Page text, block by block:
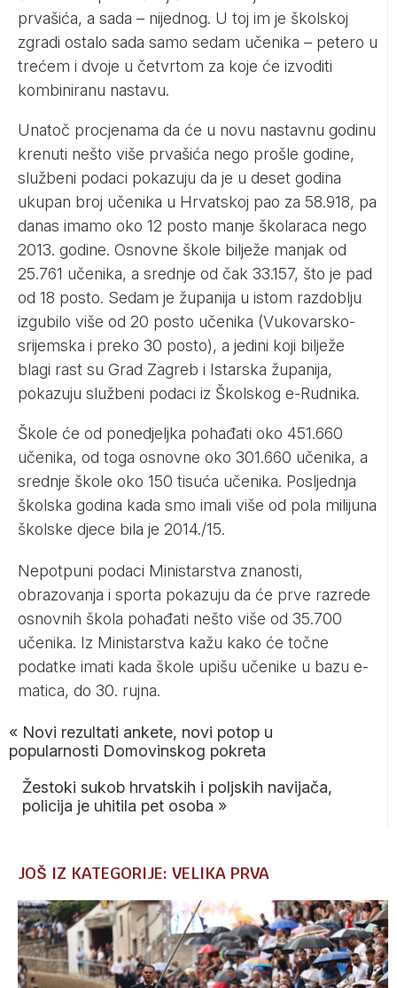
prvašića, a sada – nijednog. U toj im je školskoj
zgradi ostalo sada samo sedam učenika – petero u
trećem i dvoje u četvrtom za koje će izvoditi
kombiniranu nastavu.
Unatoč procjenama da će u novu nastavnu godinu
krenuti nešto više prvašića nego prošle godine,
službeni podaci pokazuju da je u deset godina
ukupan broj učenika u Hrvatskoj pao za 58.918, pa
danas imamo oko 12 posto manje školaraca nego
2013. godine. Osnovne škole bilježe manjak od
25.761 učenika, a srednje od čak 33.157, što je pad
od 18 posto. Sedam je županija u istom razdoblju
izgubilo više od 20 posto učenika (Vukovarsko-
srijemska i preko 30 posto), a jedini koji bilježe
blagi rast su Grad Zagreb i Istarska županija,
pokazuju službeni podaci iz Školskog e-Rudnika.
Škole će od ponedjeljka pohađati oko 451.660
učenika, od toga osnovne oko 301.660 učenika, a
srednje škole oko 150 tisuća učenika. Posljednja
školska godina kada smo imali više od pola milijuna
školske djece bila je 2014./15.
Nepotpuni podaci Ministarstva znanosti,
obrazovanja i sporta pokazuju da će prve razrede
osnovnih škola pohađati nešto više od 35.700
učenika. Iz Ministarstva kažu kako će točne
podatke imati kada škole upišu učenike u bazu e-
matica, do 30. rujna.
« Novi rezultati ankete, novi potop u
popularnosti Domovinskog pokreta
Žestoki sukob hrvatskih i poljskih navijača,
policija je uhitila pet osoba »
JOŠ IZ KATEGORIJE: VELIKA PRVA